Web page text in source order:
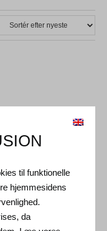
til funktionelle
hjemmesidens
da